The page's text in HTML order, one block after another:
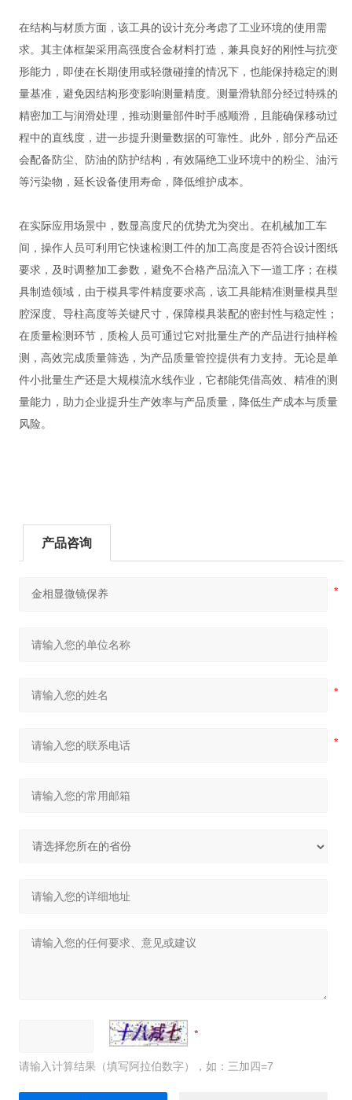
在结构与材质方面，该工具的设计充分考虑了工业环境的使用需
求。其主体框架采用高强度合金材料打造，兼具良好的刚性与抗变
形能力，即使在长期使用或轻微碰撞的情况下，也能保持稳定的测
量基准，避免因结构形变影响测量精度。测量滑轨部分经过特殊的
精密加工与润滑处理，推动测量部件时手感顺滑，且能确保移动过
程中的直线度，进一步提升测量数据的可靠性。此外，部分产品还
会配备防尘、防油的防护结构，有效隔绝工业环境中的粉尘、油污
等污染物，延长设备使用寿命，降低维护成本。
在实际应用场景中，数显高度尺的优势尤为突出。在机械加工车
间，操作人员可利用它快速检测工件的加工高度是否符合设计图纸
要求，及时调整加工参数，避免不合格产品流入下一道工序；在模
具制造领域，由于模具零件精度要求高，该工具能精准测量模具型
腔深度、导柱高度等关键尺寸，保障模具装配的密封性与稳定性；
在质量检测环节，质检人员可通过它对批量生产的产品进行抽样检
测，高效完成质量筛选，为产品质量管控提供有力支持。无论是单
件小批量生产还是大规模流水线作业，它都能凭借高效、精准的测
量能力，助力企业提升生产效率与产品质量，降低生产成本与质量
风险。
产品咨询
请输入计算结果（填写阿拉伯数字），如：三加四=7